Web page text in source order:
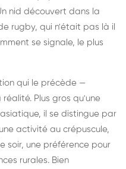
nid découvert dans la
rugby, qui n'était pas là il
se signale, le plus
qui le précède —
Plus gros qu'une
il se distingue par
activité au crépuscule,
soir, une préférence pour
rurales. Bien